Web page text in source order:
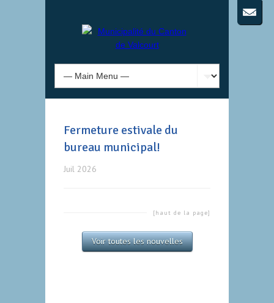
Fermeture estivale du
bureau municipal!
Juil 2026
[haut de la page]
Voir toutes les nouvelles